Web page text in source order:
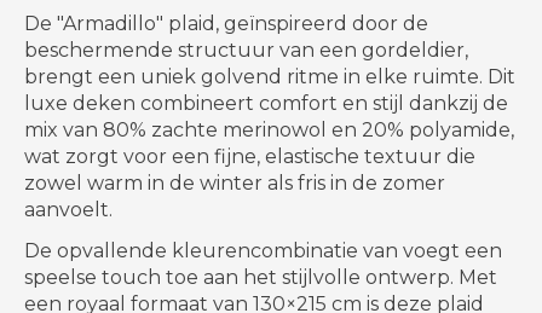
De "Armadillo" plaid, geïnspireerd door de
beschermende structuur van een gordeldier,
brengt een uniek golvend ritme in elke ruimte. Dit
luxe deken combineert comfort en stijl dankzij de
mix van 80% zachte merinowol en 20% polyamide,
wat zorgt voor een fijne, elastische textuur die
zowel warm in de winter als fris in de zomer
aanvoelt.
De opvallende kleurencombinatie van voegt een
speelse touch toe aan het stijlvolle ontwerp. Met
een royaal formaat van 130×215 cm is deze plaid